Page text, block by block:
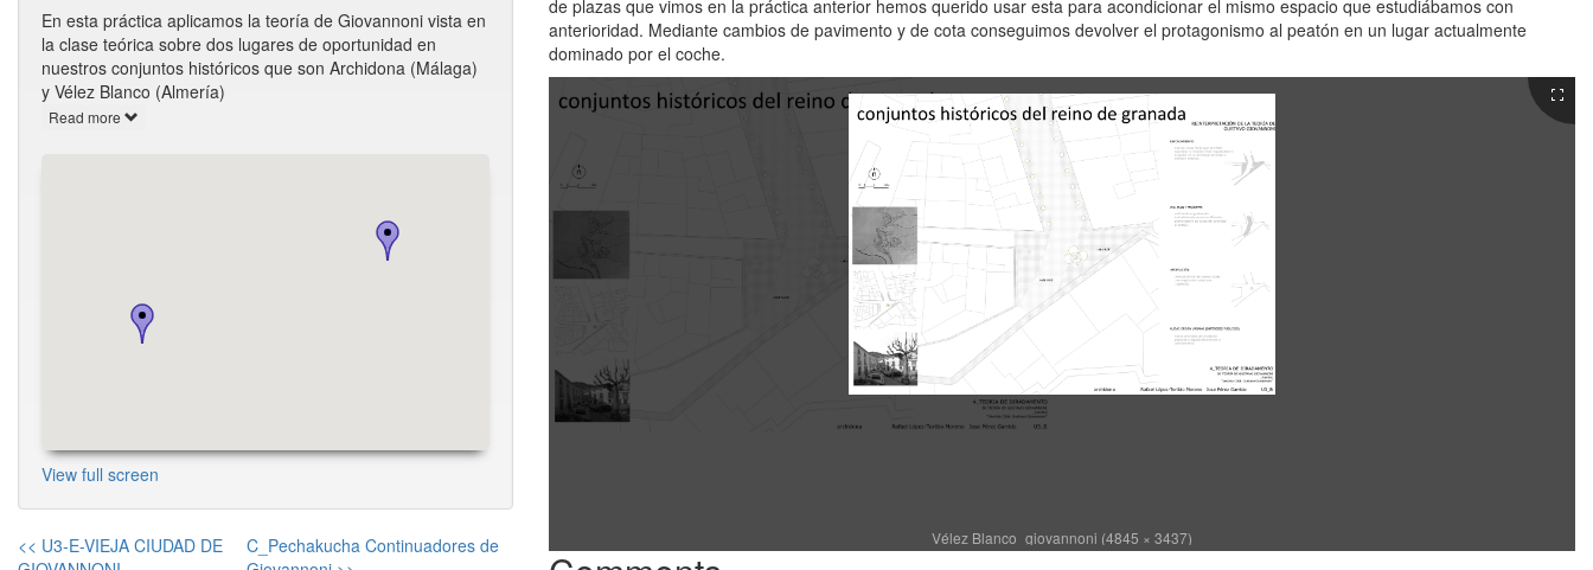
En esta práctica aplicamos la teoría de Giovannoni vista en
la clase teórica sobre dos lugares de oportunidad en
nuestros conjuntos históricos que son Archidona (Málaga)
y Vélez Blanco (Almería)
Read more
View full screen
<< U3-E-VIEJA CIUDAD DE
C_Pechakucha Continuadores de
de plazas que vimos en la práctica anterior hemos querido usar esta para acondicionar el mismo espacio que estudiábamos con
anterioridad. Mediante cambios de pavimento y de cota conseguimos devolver el protagonismo al peatón en un lugar actualmente
dominado por el coche.
Vélez Blanco_giovannoni (4845 × 3437)